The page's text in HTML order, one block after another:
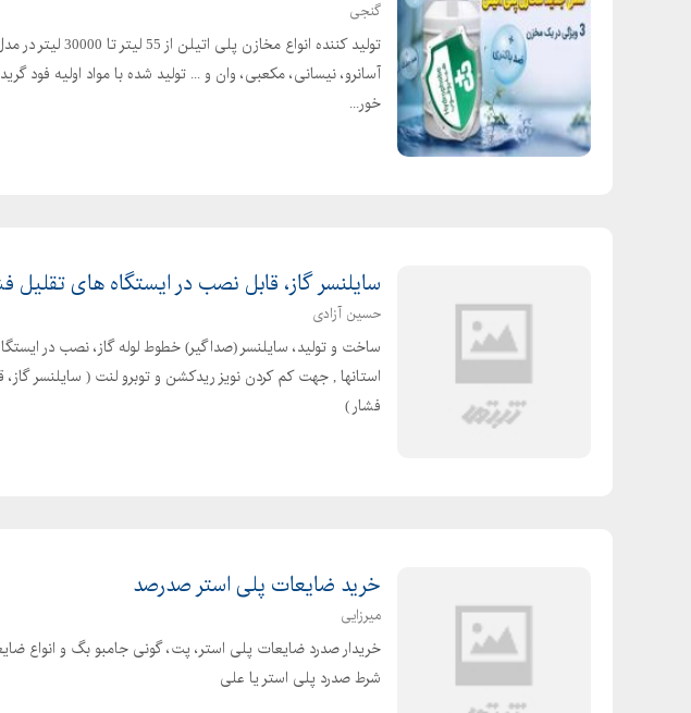
گنجی
تولید کننده انواع
آسانرو، نیسانی، مکعبی، وان و ... تولید شده با مواد اولیه فود
خور...
سایلنسر گاز، قابل نصب در ایستگاه های تقلیل
حسین آزادی
ساخت و تولید، سایلنسر (صداگیر) خطوط لوله گاز، نصب در
استانها , جهت کم کردن نویز ریدکشن و توبرو لنت ( سایلنسر
فشار )
خرید ضایعات پلی استر صدرصد
میرزایی
خریدار صدرد ضایعات پلی استر، پت، گونی جامبو بگ و انواع
شرط صدرد پلی استر یا علی